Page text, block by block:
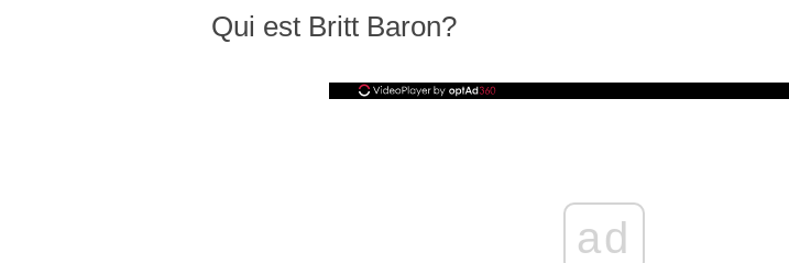
Qui est Britt Baron?
ad